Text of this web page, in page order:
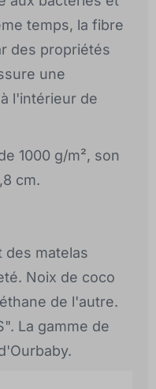
temps, la fibre
des propriétés
une
l'intérieur de
1000 g/m², son
cm.
des matelas
Noix de coco
de l'autre.
La gamme de